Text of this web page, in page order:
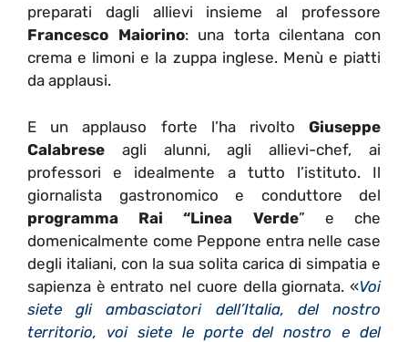
preparati dagli allievi insieme al professore
Francesco Maiorino: una torta cilentana con
crema e limoni e la zuppa inglese. Menù e piatti
da applausi.
E un applauso forte l’ha rivolto Giuseppe
Calabrese agli alunni, agli allievi-chef, ai
professori e idealmente a tutto l’istituto. Il
giornalista gastronomico e conduttore del
programma Rai “Linea Verde” e che
domenicalmente come Peppone entra nelle case
degli italiani, con la sua solita carica di simpatia e
sapienza è entrato nel cuore della giornata. «Voi
siete gli ambasciatori dell’Italia, del nostro
territorio, voi siete le porte del nostro e del